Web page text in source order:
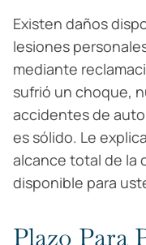
Existen daños
lesiones
mediante
sufrió un choque,
accidentes de
es sólido. Le
alcance total de la
disponible para
Plazo Para